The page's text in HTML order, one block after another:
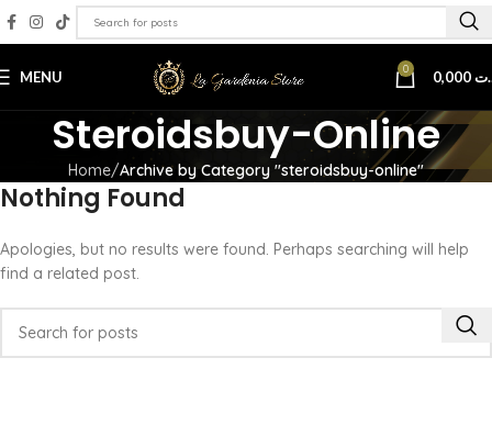
MENU 0
Steroidsbuy-Online
Home Archive by Category "steroidsbuy-online"
Nothing Found
Apologies, but no results were found. Perhaps searching will help
find a related post.